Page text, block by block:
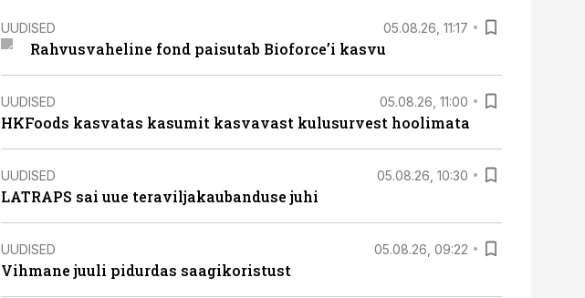
UUDISED 05.08.26, 11:17
Rahvusvaheline fond paisutab Bioforce’i kasvu
UUDISED 05.08.26, 11:00
HKFoods kasvatas kasumit kasvavast kulusurvest hoolimata
UUDISED 05.08.26, 10:30
LATRAPS sai uue teraviljakaubanduse juhi
UUDISED 05.08.26, 09:22
Vihmane juuli pidurdas saagikoristust